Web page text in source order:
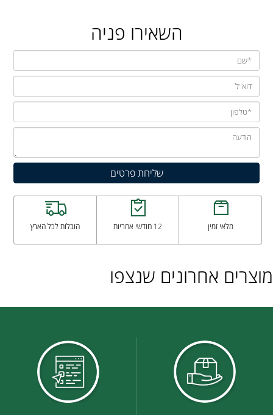
השאירו פניה
מלאי זמין 12 חודשי אחריות הובלות לכל הארץ
מוצרים אחרונים שנצפו